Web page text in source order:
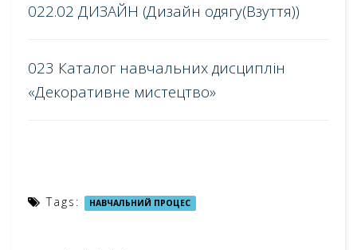
022.02 ДИЗАЙН (Дизайн одягу(Взуття))
023 Каталог навчальних дисциплін
«Декоративне мистецтво»
Tags: НАВЧАЛЬНИЙ ПРОЦЕС